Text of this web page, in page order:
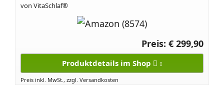
von VitaSchlaf®
Preis: € 299,90
Produktdetails im Shop
Preis inkl. MwSt., zzgl. Versandkosten